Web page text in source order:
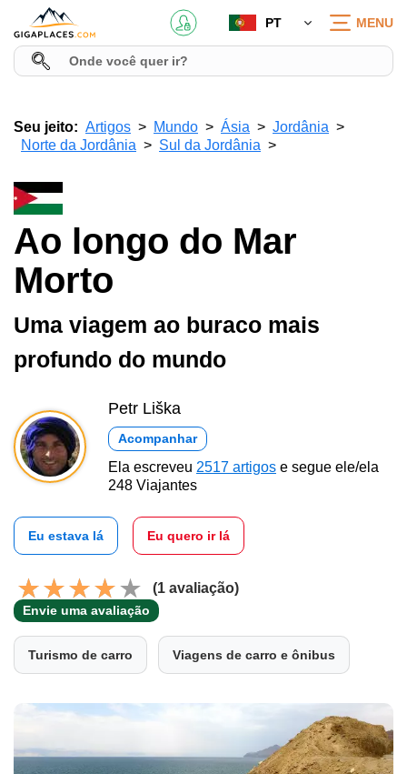
PT MENU
Seu jeito: Artigos Mundo Ásia
Jordânia
Norte da Jordânia
Sul da Jordânia
Ao longo do Mar
Morto
Uma viagem ao buraco mais
profundo do mundo
Petr Liška
Acompanhar
Ela escreveu 2517 artigos e segue ele/ela
248 Viajantes
Eu estava lá Eu quero ir lá
(1 avaliação)
Envie uma avaliação
Turismo de carro Viagens de carro e ônibus